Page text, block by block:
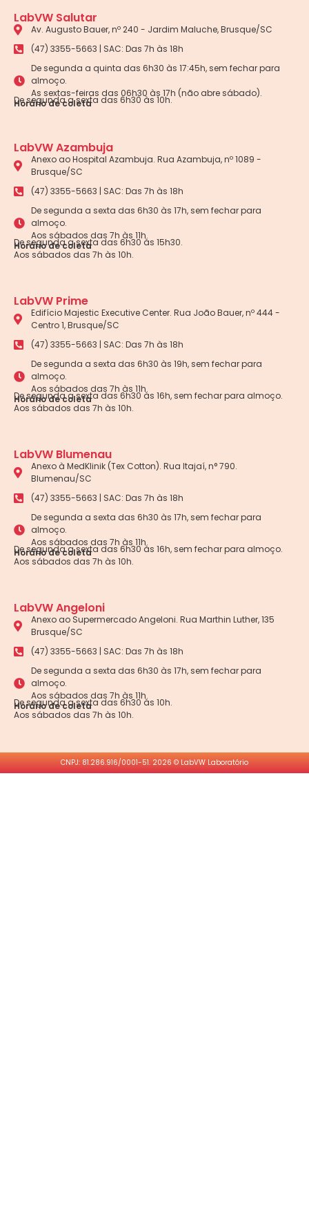
LabVW Salutar
Av. Augusto Bauer, nº 240 - Jardim Maluche, Brusque/SC
(47) 3355-5663 | SAC: Das 7h às 18h
De segunda a quinta das 6h30 às 17:45h, sem fechar para
almoço.
As sextas-feiras das 06h30 às 17h (não abre sábado).
Horário de coleta
De segunda a sexta das 6h30 às 10h.
LabVW Azambuja
Anexo ao Hospital Azambuja. Rua Azambuja, nº 1089 -
Brusque/SC
(47) 3355-5663 | SAC: Das 7h às 18h
De segunda a sexta das 6h30 às 17h, sem fechar para
almoço.
Aos sábados das 7h às 11h.
Horário de coleta
De segunda a sexta das 6h30 às 15h30.
Aos sábados das 7h às 10h.
LabVW Prime
Edifício Majestic Executive Center. Rua João Bauer, nº 444 -
Centro 1, Brusque/SC
(47) 3355-5663 | SAC: Das 7h às 18h
De segunda a sexta das 6h30 às 19h, sem fechar para
almoço.
Aos sábados das 7h às 11h.
Horário de coleta
De segunda a sexta das 6h30 às 16h, sem fechar para almoço.
Aos sábados das 7h às 10h.
LabVW Blumenau
Anexo à MedKlinik (Tex Cotton). Rua Itajaí, n° 790.
Blumenau/SC
(47) 3355-5663 | SAC: Das 7h às 18h
De segunda a sexta das 6h30 às 17h, sem fechar para
almoço.
Aos sábados das 7h às 11h.
Horário de coleta
De segunda a sexta das 6h30 às 16h, sem fechar para almoço.
Aos sábados das 7h às 10h.
LabVW Angeloni
Anexo ao Supermercado Angeloni. Rua Marthin Luther, 135
Brusque/SC
(47) 3355-5663 | SAC: Das 7h às 18h
De segunda a sexta das 6h30 às 17h, sem fechar para
almoço.
Aos sábados das 7h às 11h.
Horário de coleta
De segunda a sexta das 6h30 às 10h.
Aos sábados das 7h às 10h.
CNPJ: 81.286.916/0001-51. 2026 © LabVW Laboratório